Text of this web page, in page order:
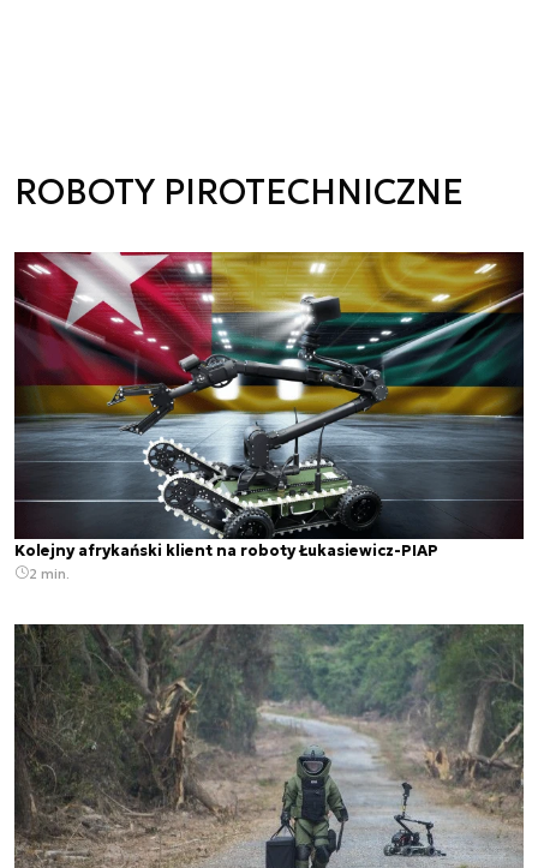
ROBOTY PIROTECHNICZNE
Kolejny afrykański klient na roboty Łukasiewicz-PIAP
2 min.